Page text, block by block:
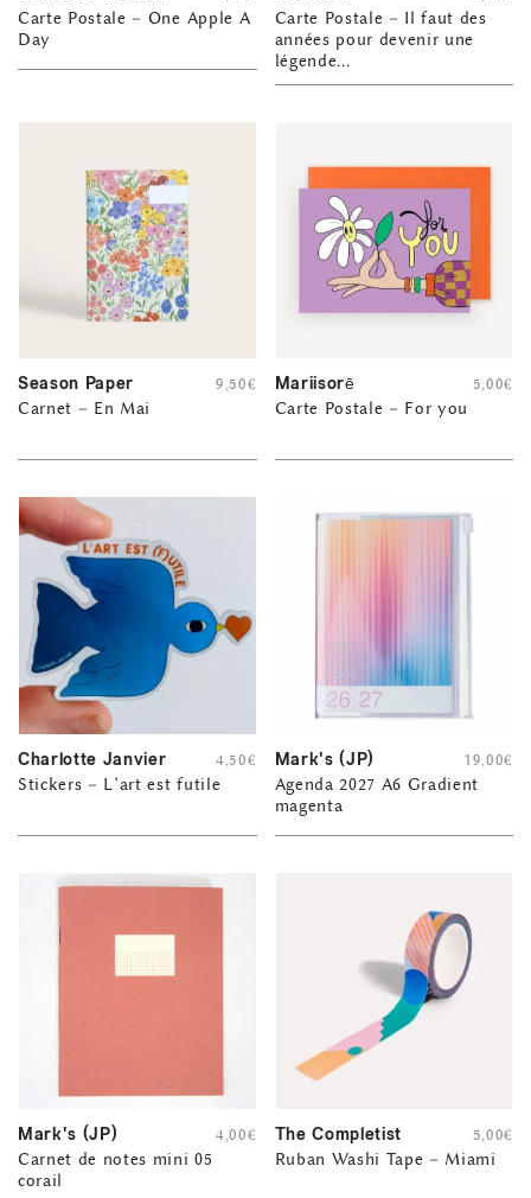
Carte Postale – One Apple A
Day
Carte Postale – Il faut des
années pour devenir une
légende…
Season Paper
Carnet – En Mai
9,50€ Mariisorē
Carte Postale – For you
5,00€
Charlotte Janvier
Stickers – L’art est futile
4,50€ Mark's (JP)
Agenda 2027 A6 Gradient
magenta
19,00€
Mark's (JP)
Carnet de notes mini 05
corail
4,00€ The Completist
Ruban Washi Tape – Miami
5,00€